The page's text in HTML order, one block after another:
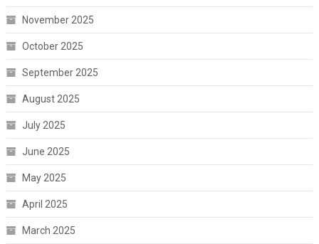
November 2025
October 2025
September 2025
August 2025
July 2025
June 2025
May 2025
April 2025
March 2025